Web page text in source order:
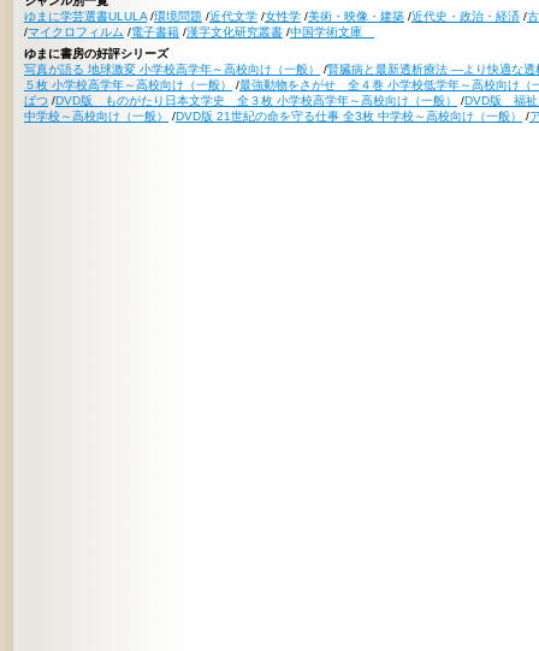
ゆまに学芸選書ULULA/環境問題 /近代文学 /女性学 /美術・映像・建築 /近代史・政治・経済 /
/マイクロフィルム /電子書籍 /漢字文化研究叢書 /中国学術文庫
ゆまに書房の好評シリーズ
写真が語る 地球激変 小学校高学年～高校向け（一般）
/腎臓病と最新透析療法 ―より快適な
５枚 小学校高学年～高校向け（一般）
/最強動物をさがせ 全４巻 小学校低学年～高校向け（
ばつ /DVD版 ものがたり日本文学史 全３枚 小学校高学年～高校向け（一般） /DVD版 福祉
中学校～高校向け（一般）
/DVD版 21世紀の命を守る仕事 全3枚 中学校～高校向け（一般） /